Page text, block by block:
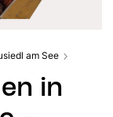
am See
in